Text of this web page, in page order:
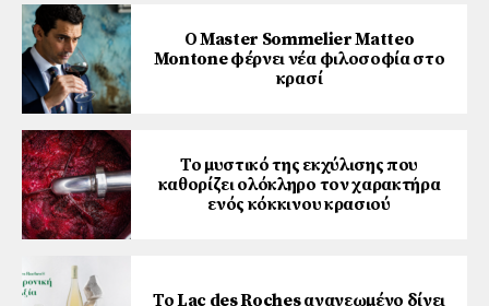
Ο Master Sommelier Matteo
Montone φέρνει νέα φιλοσοφία στο
κρασί
Το μυστικό της εκχύλισης που
καθορίζει ολόκληρο τον χαρακτήρα
ενός κόκκινου κρασιού
Το Lac des Roches ανανεωμένο δίνει